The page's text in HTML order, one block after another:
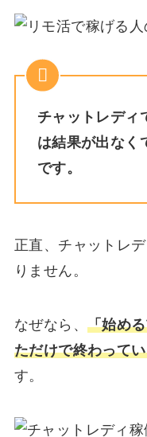
チャットレディ
は結果が出なく
です。
正直、チャットレ
りません。
なぜなら、 「始め
ただけで終わって
す。